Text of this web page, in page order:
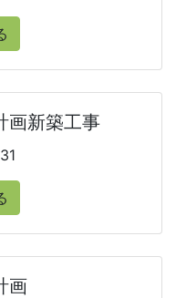
画新築工事
画